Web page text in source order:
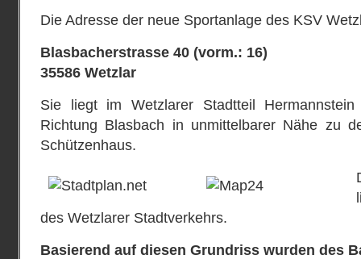
Die Adresse der neue Sportanlage des KSV
Blasbacherstrasse 40 (vorm.: 16)
35586 Wetzlar
Sie liegt im Wetzlarer Stadtteil
Richtung Blasbach in unmittelbarer Nähe zu
Schützenhaus.
des Wetzlarer Stadtverkehrs.
Basierend auf diesen Grundriss wurden des